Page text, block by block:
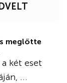
meglőtte
két eset
...